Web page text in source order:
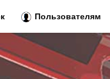
Пользователям